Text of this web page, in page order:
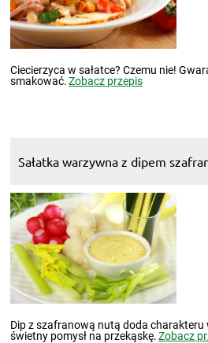
Ciecierzyca w sałatce? Czemu nie!
smakować.Zobacz przepis
Sałatka warzywna z dipem
Dip z szafranową nutą doda
świetny pomysł na przekąskę.Zobacz